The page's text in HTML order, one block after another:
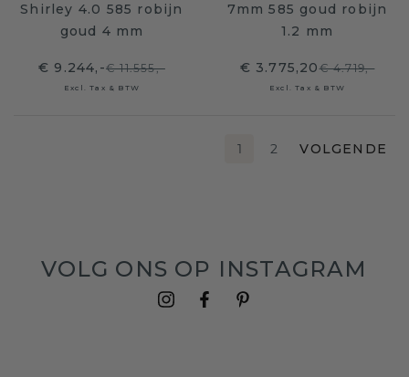
Shirley 4.0 585 robijn
goud 4 mm
€ 9.244,-€ 11.555,-
Excl. Tax & BTW
7mm 585 goud robijn
1.2 mm
€ 3.775,20€ 4.719,-
Excl. Tax & BTW
1 2 VOLGENDE
VOLG ONS OP INSTAGRAM